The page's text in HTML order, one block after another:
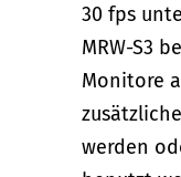
30 fps
MRW-S3
Monitore
werden